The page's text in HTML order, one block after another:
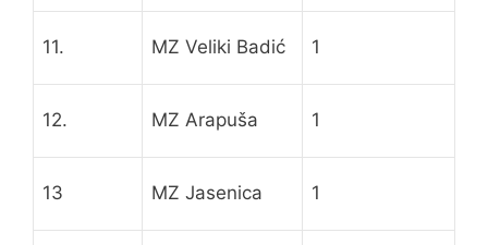
11. MZ Veliki Badić 1
12. MZ Arapuša 1
13 MZ Jasenica 1